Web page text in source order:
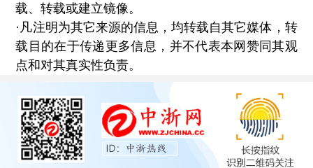
载、转载或建立镜像。
·凡注明为其它来源的信息，均转载自其它媒体，转
载目的在于传递更多信息，并不代表本网赞同其观
点和对其真实性负责。